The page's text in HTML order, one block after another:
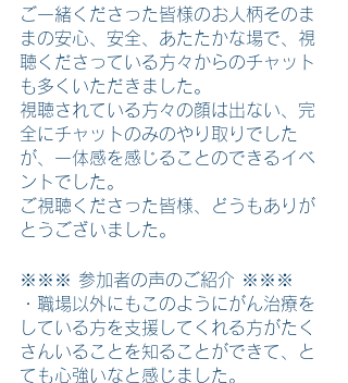
ご一緒くださった皆様のお人柄そのま
まの安心、安全、あたたかな場で、視
聴くださっている方々からのチャット
も多くいただきました。
視聴されている方々の顔は出ない、完
全にチャットのみのやり取りでした
が、一体感を感じることのできるイベ
ントでした。
ご視聴くださった皆様、どうもありが
とうございました。
※※※ 参加者の声のご紹介 ※※※
・職場以外にもこのようにがん治療を
している方を支援してくれる方がたく
さんいることを知ることができて、と
ても心強いなと感じました。